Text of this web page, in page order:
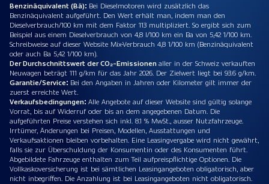
Benzinäquivalent (Bä): Bei Dieselmotoren wird zusätzlich das
Benzinäquivalent aufgeführt. Den Wert erhält man, indem man den
Dieselverbrauch/100 km mit dem Faktor 113 multipliziert. So ergibt sich zum
Beispiel aus einem Dieselverbrauch von 4,8 l/100 km ein Ba von 5,42 1/100 km.
Schreibweise auf dieser Website Mix-Verbrauch 4,8 1/100 km (Benzinäquivalent
oder auch Ba 5,42 1/100 km).
Der Durchschnittswert der CO₂-Emissionenaller in der Schweiz verkauften
Neuwagen beträgt 111 g/km für das Jahr 2026. Der Zielwert liegt bei 93.6 g/km.
Garantie/Service: Bei den Angaben in Jahren oder Kilometer gilt immer der
zuerst erreichte Wert.
Verkaufsbedingungen: Alle Angebote auf dieser Website sind gültig solange
Vorrat, bis auf Widerruf oder bis an dem angegebenen Datum. Die
aufgeführten Preise verstehen sich inkl. 8.1 % MwSt., ausser Nutzfahrzeuge.
Irrtümer, Änderungen bei Preisen, Modellen, Ausstattungen und
Verkaufsaktionen bleiben vorbehalten. Eine Leasingvergabe wird nicht gewährt,
falls sie zur Überschuldung der Konsumentin oder des Konsumenten führt.
Abgebildete Fahrzeuge enthalten zum Teil aufpreispflichtige Optionen. Die
Vollkaskoversicherung ist bei sämtlichen Leasingangeboten obligatorisch, aber
nicht inbegriffen. Die Anzahlung ist bei Leasingangeboten nicht obligatorisch.